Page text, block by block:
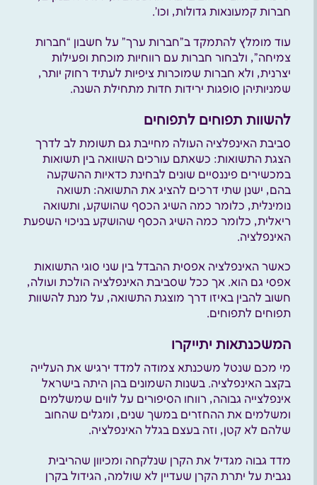
חברות קמעונאות גדולות, וכו’.
עוד מומלץ להתמקד ב”חברות ערך” על חשבון “חברות
צמיחה”, ולבחור חברות עם רווחיות מוכחת ופעילות
יצרנית, ולא חברות שמוכרות ציפיות לעתיד רחוק יותר,
שמניותיהן סופגות ירידות חדות מתחילת השנה.
להשוות תפוחים לתפוחים
סביבת האינפלציה העולה מחייבת גם תשומת לב לדרך
הצגת התשואות: כשאתם עורכים השוואה בין תשואות
במכשירים פיננסיים שונים לבחינת כדאיות ההשקעה
בהם, ישנן שתי דרכים להציג את התשואה: תשואה
נומינלית, כלומר כמה השיג הכסף שהושקע, ותשואה
ריאלית, כלומר כמה השיג הכסף שהושקע בניכוי השפעת
האינפלציה.
כאשר האינפלציה אפסית ההבדל בין שני סוגי התשואות
אפסי גם הוא. אך ככל שסביבת האינפלציה הולכת ועולה,
חשוב להבין באיזו דרך מוצגת התשואה, על מנת להשוות
תפוחים לתפוחים.
המשכנתאות יתייקרו
מי מכם שנטל משכנתא צמודה למדד ירגיש את העלייה
בקצב האינפלציה. בשנות השמונים בהן היתה בישראל
אינפלצייה גבוהה, רווחו הסיפורים על לווים שמשלמים
ומשלמים את ההחזרים במשך שנים, ומגלים שהחוב
שלהם לא קטן, וזה בעצם בגלל האינפלציה.
מדד גבוה מגדיל את הקרן שנלקחה ומכיוון שהריבית
נגבית על יתרת הקרן שעדיין לא שולמה, הגידול בקרן